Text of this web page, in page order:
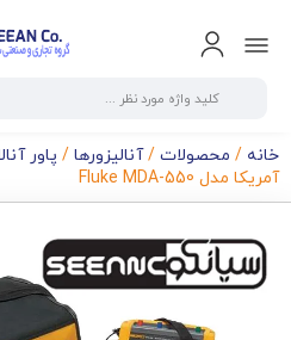
خانه / محصولات /آنالیزورها / پاور
آمریکا مدل Fluke MDA-550